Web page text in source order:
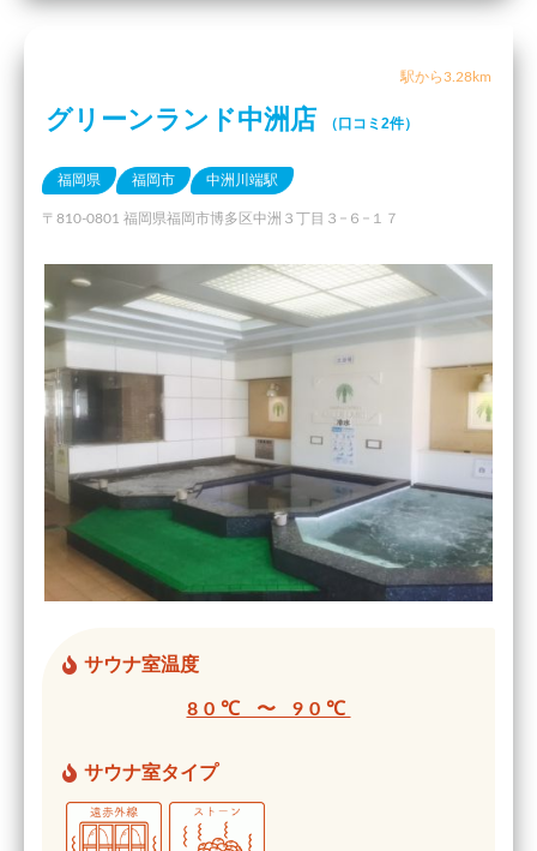
駅から3.28km
グリーンランド中洲店 （口コミ2件）
福岡県 福岡市 中洲川端駅
〒810-0801 福岡県福岡市博多区中洲３丁目３−６−１７
サウナ室温度
80℃ 〜 90℃
サウナ室タイプ